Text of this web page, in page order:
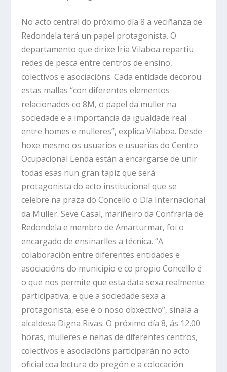
No acto central do próximo día 8 a veciñanza de
Redondela terá un papel protagonista. O
departamento que dirixe Iria Vilaboa repartiu
redes de pesca entre centros de ensino,
colectivos e asociacións. Cada entidade decorou
estas mallas “con diferentes elementos
relacionados co 8M, o papel da muller na
sociedade e a importancia da igualdade real
entre homes e mulleres”, explica Vilaboa. Desde
hoxe mesmo os usuarios e usuarias do Centro
Ocupacional Lenda están a encargarse de unir
todas esas nun gran tapiz que será
protagonista do acto institucional que se
celebre na praza do Concello o Día Internacional
da Muller. Seve Casal, mariñeiro da Confraría de
Redondela e membro de Amarturmar, foi o
encargado de ensinarlles a técnica. “A
colaboración entre diferentes entidades e
asociacións do municipio e co propio Concello é
o que nos permite que esta data sexa realmente
participativa, e que a sociedade sexa a
protagonista, ese é o noso obxectivo”, sinala a
alcaldesa Digna Rivas. O próximo día 8, ás 12.00
horas, mulleres e nenas de diferentes centros,
colectivos e asociacións participarán no acto
oficial coa lectura do pregón e a colocación